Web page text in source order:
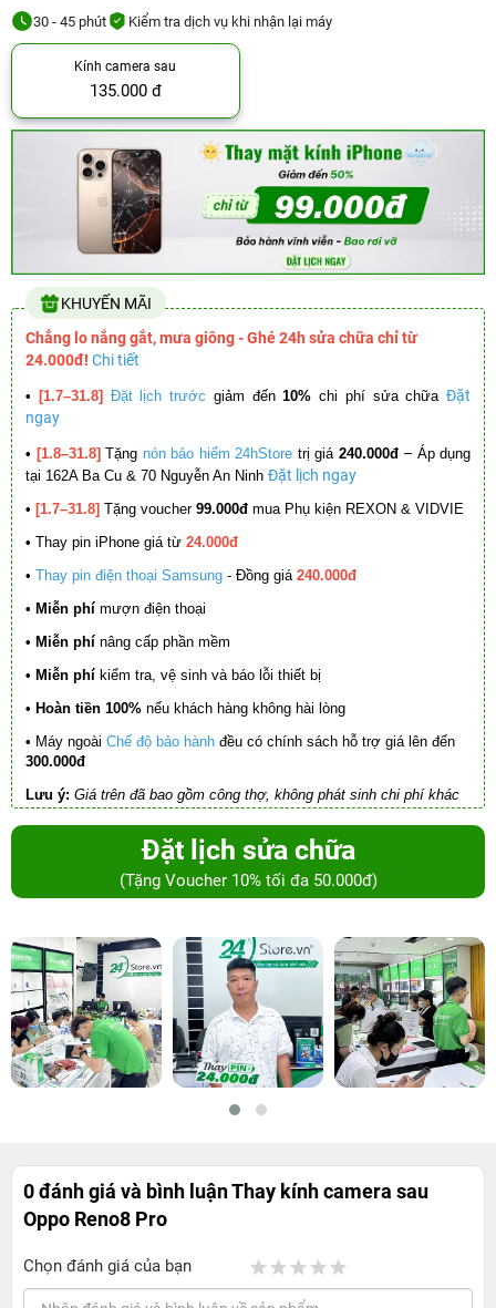
30 - 45 phút Kiểm tra dịch vụ khi nhận lại máy
Kính camera sau
135.000 đ
KHUYẾN MÃI
Chẳng lo nắng gắt, mưa giông - Ghé 24h sửa chữa chỉ từ
24.000đ! Chi tiết
• [1.7–31.8] Đặt lịch trước giảm đến10% chi phí sửa chữa Đặt
ngay
• [1.8–31.8] Tặng nón bảo hiểm 24hStore trị giá 240.000đ – Áp dụng
tại 162A Ba Cu & 70 Nguyễn An Ninh Đặt lịch ngay
• [1.7–31.8] Tặng voucher 99.000đ mua Phụ kiện REXON & VIDVIE
• Thay pin iPhone giá từ 24.000đ
• Thay pin điện thoại Samsung - Đồng giá 240.000đ
• Miễn phí mượn điện thoại
• Miễn phí nâng cấp phần mềm
• Miễn phí kiểm tra, vệ sinh và báo lỗi thiết bị
• Hoàn tiền 100% nếu khách hàng không hài lòng
• Máy ngoài Chế độ bảo hành đều có chính sách hỗ trợ giá lên đến
300.000đ
Lưu ý: Giá trên đã bao gồm công thợ, không phát sinh chi phí khác
Đặt lịch sửa chữa
(Tặng Voucher 10% tối đa 50.000đ)
0 đánh giá và bình luậnThay kính camera sau
Oppo Reno8 Pro
Chọn đánh giá của bạn